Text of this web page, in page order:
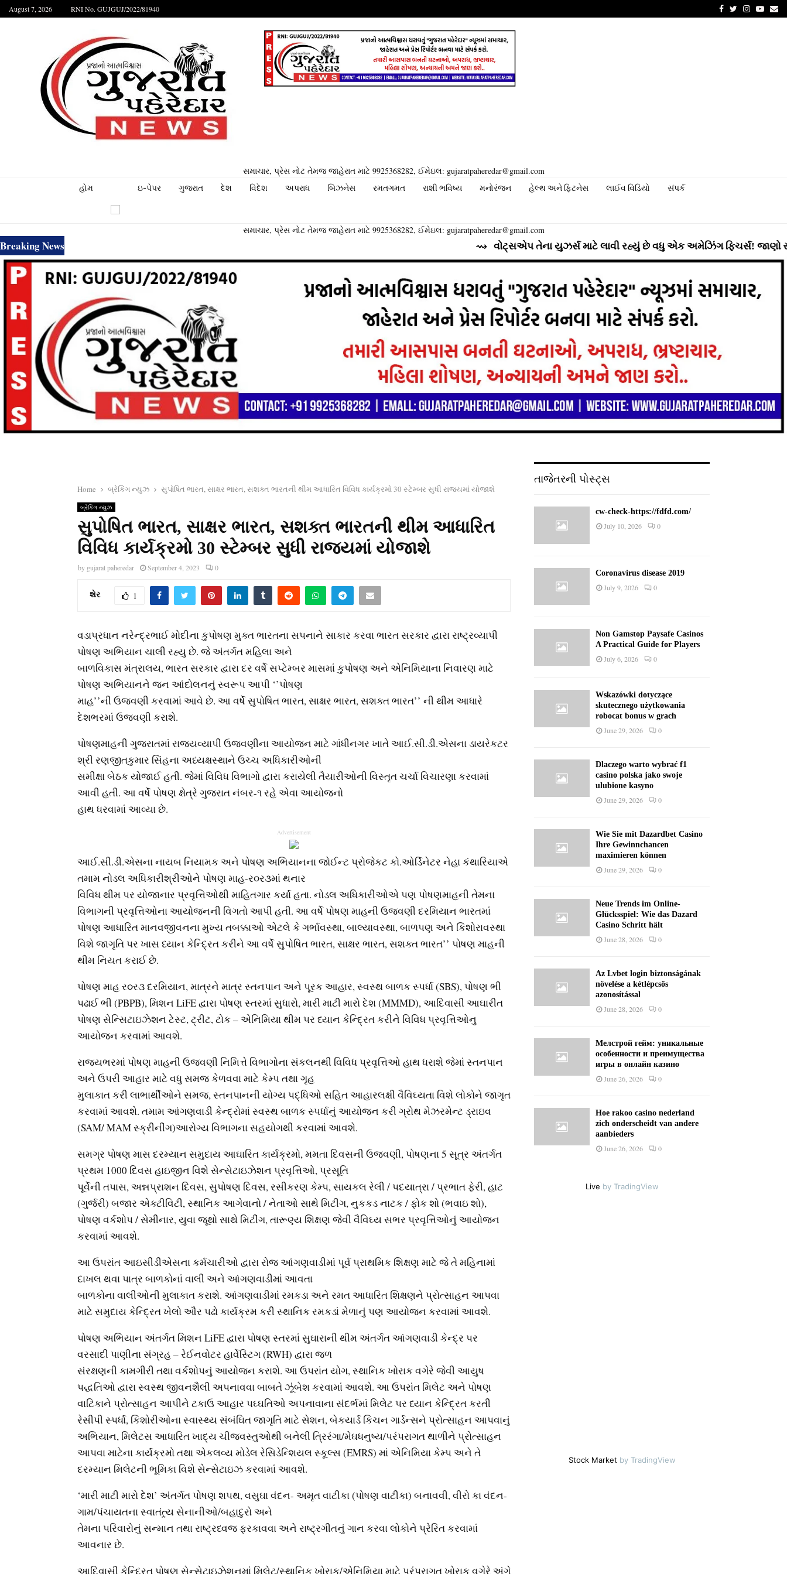
August 7, 2026 RNI No. GUJGUJ/2022/81940 FacebookTwitter
Instagram
સમાચાર, પ્રેસ નોટ તેમજ જાહેરાત માટે 9925368282, ઈમેઇલ: gujaratpaheredar@gmail.com
હોમ ઇ-પેપર ગુજરાત દેશ વિદેશ અપરાધ બિઝનેસ રમતગમત રાશી ભવિષ્ય મનોરંજન હેલ્થ અને ફિટનેસ લાઈવ વિડિયો સંપર્ક
સમાચાર, પ્રેસ નોટ તેમજ જાહેરાત માટે 9925368282, ઈમેઇલ: gujaratpaheredar@gmail.com
Breaking News ⇝ વોટ્સએપ તેના યુઝર્સ માટે લાવી રહ્યું છે વધુ એક અમેઝિંગ ફિચર્સ! જાણો સંપૂર્ણ
Home બ્રેકિંગ ન્યુઝ સુપોષિત ભારત, સાક્ષર ભારત, સશક્ત ભારતની થીમ આધારિત વિવિધ કાર્યક્રમો 30 સ્ટેમ્બર સુધી રાજ્યમાં યોજાશે
બ્રેકિંગ ન્યુઝ
સુપોષિત ભારત, સાક્ષર ભારત, સશક્ત ભારતની થીમ આધારિત
વિવિધ કાર્યક્રમો 30 સ્ટેમ્બર સુધી રાજ્યમાં યોજાશે
by gujarat paheredar September 4, 2023 0
શેર 1
વડાપ્રધાન નરેન્દ્રભાઈ મોદીના કુપોષણ મુક્ત ભારતના સપનાને સાકાર કરવા ભારત સરકાર દ્વારા રાષ્ટ્રવ્યાપી
પોષણ અભિયાન ચાલી રહ્યુ છે. જે અંતર્ગત મહિલા અને
બાળવિકાસ મંત્રાલય, ભારત સરકાર દ્વારા દર વર્ષે સપ્ટેમ્બર માસમાં કુપોષણ અને એનિમિયાના નિવારણ માટે
પોષણ અભિયાનને જન આંદોલનનું સ્વરૂપ આપી ‘’પોષણ
માહ’’ની ઉજવણી કરવામાં આવે છે. આ વર્ષે સુપોષિત ભારત, સાક્ષર ભારત, સશક્ત ભારત’’ ની થીમ આધારે
દેશભરમાં ઉજવણી કરાશે.
પોષણમાહની ગુજરાતમાં રાજ્યવ્યાપી ઉજવણીના આયોજન માટે ગાંધીનગર ખાતે આઈ.સી.ડી.એસના ડાયરેકટર
શ્રી રણજીતકુમાર સિંહના અધ્યક્ષસ્થાને ઉચ્ચ અધિકારીઓની
સમીક્ષા બેઠક યોજાઈ હતી. જેમાં વિવિધ વિભાગો દ્વારા કરાયેલી તૈયારીઓની વિસ્તૃત ચર્ચા વિચારણા કરવામાં
આવી હતી. આ વર્ષે પોષણ ક્ષેત્રે ગુજરાત નંબર-૧ રહે એવા આયોજનો
હાથ ધરવામાં આવ્યા છે.
Advertisement
આઈ.સી.ડી.એસના નાયબ નિયામક અને પોષણ અભિયાનના જોઈન્ટ પ્રોજેકટ કો.ઓર્ડિનેટર નેહા કંથારિયાએ
તમામ નોડલ અધિકારીશ્રીઓને પોષણ માહ-ર૦ર૩માં થનાર
વિવિધ થીમ પર યોજાનાર પ્રવૃત્તિઓથી માહિતગાર કર્યા હતા. નોડલ અધિકારીઓએ પણ પોષણમાહની તેમના
વિભાગની પ્રવૃત્તિઓના આયોજનની વિગતો આપી હતી. આ વર્ષે પોષણ માહની ઉજવણી દરમિયાન ભારતમાં
પોષણ આધારિત માનવજીવનના મુખ્ય તબક્કાઓ એટલે કે ગર્ભાવસ્થા, બાલ્યાવસ્થા, બાળપણ અને કિશોરાવસ્થા
વિશે જાગૃતિ પર ખાસ ધ્યાન કેન્દ્રિત કરીને આ વર્ષે સુપોષિત ભારત, સાક્ષર ભારત, સશક્ત ભારત’’ પોષણ માહની
થીમ નિયત કરાઈ છે.
પોષણ માહ ર૦ર૩ દરમિયાન, માત્રને માત્ર સ્તનપાન અને પૂરક આહાર, સ્વસ્થ બાળક સ્પર્ધા (SBS), પોષણ ભી
પઢાઈ ભી (PBPB), મિશન LiFE દ્વારા પોષણ સ્તરમાં સુધારો, મારી માટી મારો દેશ (MMMD), આદિવાસી આઘારીત
પોષણ સેન્સિટાઇઝેશન ટેસ્ટ, ટ્રીટ, ટોક – એનિમિયા થીમ પર ધ્યાન કેન્દ્રિત કરીને વિવિધ પ્રવૃત્તિઓનુ
આયોજન કરવામાં આવશે.
રાજ્યભરમાં પોષણ માહની ઉજવણી નિમિત્તે વિભાગોના સંકલનથી વિવિધ પ્રવૃત્તિઓ હાથ ધરાશે જેમાં સ્તનપાન
અને ઉપરી આહાર માટે વધુ સમજ કેળવવા માટે કેમ્પ તથા ગૃહ
મુલાકાત કરી લાભાર્થીઓને સમજ, સ્તનપાનની યોગ્ય પદ્ધિઓ સહિત આહારલક્ષી વૈવિઘ્યતા વિશે લોકોને જાગૃત
કરવામાં આવશે. તમામ આંગણવાડી કેન્દ્રોમાં સ્વસ્થ બાળક સ્પર્ધાનું આયોજન કરી ગ્રોથ મેઝરમેન્ટ ડ્રાઇવ
(SAM/ MAM સ્ક્રીનીંગ)આરોગ્ય વિભાગના સહયોગથી કરવામાં આવશે.
સમગ્ર પોષણ માસ દરમ્યાન સમુદાય આઘારિત કાર્યક્રમો, મમતા દિવસની ઉજવણી, પોષણના 5 સૂત્ર અંતર્ગત
પ્રથમ 1000 દિવસ હાઇજીન વિશે સેન્સેટાઇઝેશન પ્રવૃત્તિઓ, પ્રસૂતિ
પૂર્વેની તપાસ, અન્નપ્રાશન દિવસ, સુપોષણ દિવસ, રસીકરણ કેમ્પ, સાયકલ રેલી / પદયાત્રા / પ્રભાત ફેરી, હાટ
(ગુર્જરી) બજાર એક્ટીવિટી, સ્થાનિક આગેવાનો / નેતાઓ સાથે મિટીંગ, નુકકડ નાટક / ફોક શો (ભવાઇ શો),
પોષણ વર્કશોપ / સેમીનાર, યુવા જૂથો સાથે મિટીંગ, તારૂણ્ય શિક્ષણ જેવી વૈવિઘ્ય સભર પ્રવૃત્તિઓનું આયોજન
કરવામાં આવશે.
આ ઉપરાંત આઇસીડીએસના કર્મચારીઓ દ્વારા રોજ આંગણવાડીમાં પૂર્વ પ્રાથમિક શિક્ષણ માટે જે તે મહિનામાં
દાખલ થવા પાત્ર બાળકોનાં વાલી અને આંગણવાડીમાં આવતા
બાળકોના વાલીઓની મુલાકાત કરાશે. આંગણવાડીમાં રમકડા અને રમત આધારિત શિક્ષણને પ્રોત્સાહન આપવા
માટે સમુદાય કેન્દ્રિત ખેલો ઔર પઢો કાર્યક્રમ કરી સ્થાનિક રમકડાં મેળાનું પણ આયોજન કરવામાં આવશે.
પોષણ અભિયાન અંતર્ગત મિશન LiFE દ્વારા પોષણ સ્તરમાં સુઘારાની થીમ અંતર્ગત આંગણવાડી કેન્દ્ર પર
વરસાદી પાણીના સંગ્રહ – રેઈનવોટર હાર્વેસ્ટિગ (RWH) દ્વારા જળ
સંરક્ષણની કામગીરી તથા વર્કશોપનું આયોજન કરાશે. આ ઉપરાંત યોગ, સ્થાનિક ખોરાક વગેરે જેવી આયુષ
પદ્ધતિઓ દ્વારા સ્વસ્થ જીવનશૈલી અપનાવવા બાબતે ઝૂંબેશ કરવામાં આવશે. આ ઉપરાંત મિલેટ અને પોષણ
વાટિકાને પ્રોત્સાહન આપીને ટકાઉ આહાર પઘ્ઘતિઓ અપનાવાના સંદર્ભમાં મિલેટ પર ધ્યાન કેન્દ્રિત કરતી
રેસીપી સ્પર્ધા, કિશોરીઓના સ્વાસ્થ્ય સંબંઘિત જાગૃતિ માટે સેશન, બેકયાર્ડ કિચન ગાર્ડન્સને પ્રોત્સાહન આપવાનું
અભિયાન, મિલેટસ આધારિત ખાદ્ય ચીજવસ્તુઓથી બનેલી ત્રિરંગા/મેઘધનુષ્ય/પરંપરાગત થાળીને પ્રોત્સાહન
આપવા માટેના કાર્યક્રમો તથા એકલવ્ય મોડેલ રેસિડેન્શિયલ સ્કૂલ્સ (EMRS) માં એનિમિયા કેમ્પ અને તે
દરમ્યાન મિલેટની ભૂમિકા વિશે સેન્સેટાઇઝ કરવામાં આવશે.
‘મારી માટી મારો દેશ’ અંતર્ગત પોષણ શપથ, વસુઘા વંદન- અમૃત વાટીકા (પોષણ વાટીકા) બનાવવી, વીરો કા વંદન-
ગામ/પંચાયતના સ્વાતંત્ર્ય સેનાનીઓ/બહાદુરો અને
તેમના પરિવારોનું સન્માન તથા રાષ્ટ્રધ્વજ ફરકાવવા અને રાષ્ટ્રગીતનું ગાન કરવા લોકોને પ્રેરિત કરવામાં
આવનાર છે.
આદિવાસી કેન્દ્રિત પોષણ સેન્સેટાઇઝેશનમાં મિલેટ/સ્થાનિક ખોરાક/એનિમિયા માટે પરંપરાગત ખોરાક વગેરે અંગે
તાજેતરની પોસ્ટ્સ
cw-check-https://fdfd.com/
July 10, 2026 0
Coronavirus disease 2019
July 9, 2026 0
Non Gamstop Paysafe Casinos
A Practical Guide for Players
July 6, 2026 0
Wskazówki dotyczące
skutecznego użytkowania
robocat bonus w grach
June 29, 2026 0
Dlaczego warto wybrać f1
casino polska jako swoje
ulubione kasyno
June 29, 2026 0
Wie Sie mit Dazardbet Casino
Ihre Gewinnchancen
maximieren können
June 29, 2026 0
Neue Trends im Online-
Glücksspiel: Wie das Dazard
Casino Schritt hält
June 28, 2026 0
Az Lvbet login biztonságának
növelése a kétlépcsős
azonosítással
June 28, 2026 0
Мелстрой гейм: уникальные
особенности и преимущества
игры в онлайн казино
June 26, 2026 0
Hoe rakoo casino nederland
zich onderscheidt van andere
aanbieders
June 26, 2026 0
Live by TradingView
Stock Marketby TradingView